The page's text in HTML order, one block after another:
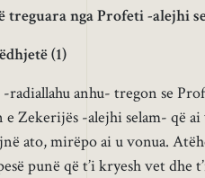
nga Profeti -alejhi
(1)
anhu- tregon se
Zekerijës -alejhi selam- që
ato, mirëpo ai u vonua.
punë që t’i kryesh vet dhe